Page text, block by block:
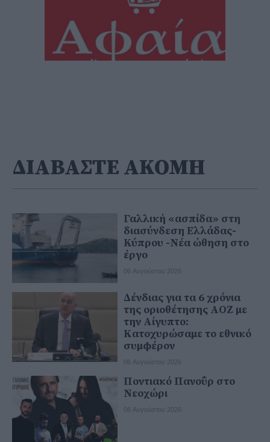
ΔΙΑΒΑΣΤΕ ΑΚΟΜΗ
Γαλλική «ασπίδα» στη
διασύνδεση Ελλάδας-
Κύπρου -Νέα ώθηση στο
έργο
06 Αυγούστου 2026
Δένδιας για τα 6 χρόνια
της οριοθέτησης ΑΟΖ με
την Αίγυπτο:
Κατοχυρώσαμε το εθνικό
συμφέρον
06 Αυγούστου 2026
Ποντιακό Πανοΰρ στο
Νεοχώρι
06 Αυγούστου 2026